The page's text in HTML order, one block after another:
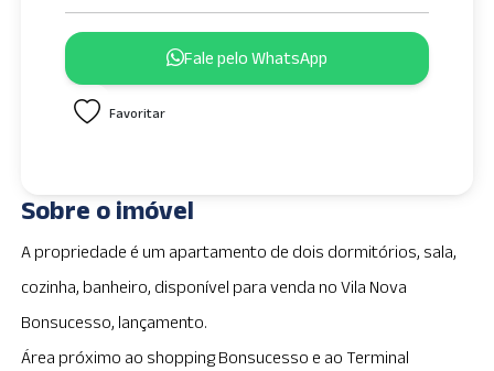
e
d
t
a
+
1
Fale pelo WhatsApp
Favoritar
Sobre o imóvel
A propriedade é um apartamento de dois dormitórios, sala,
cozinha, banheiro, disponível para venda no Vila Nova
Bonsucesso, lançamento.
Área próximo ao shopping Bonsucesso e ao Terminal